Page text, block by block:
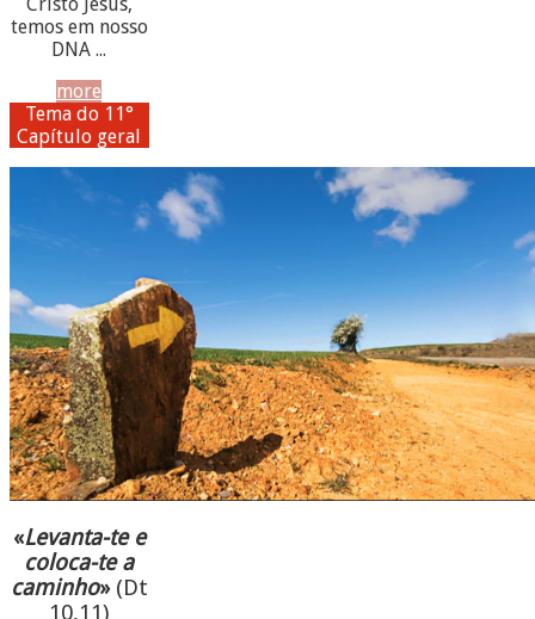
temos em nosso
DNA ...
more
Tema do 11°
Capítulo geral
«Levanta-te e
coloca-te a
caminho»(Dt
10,11)